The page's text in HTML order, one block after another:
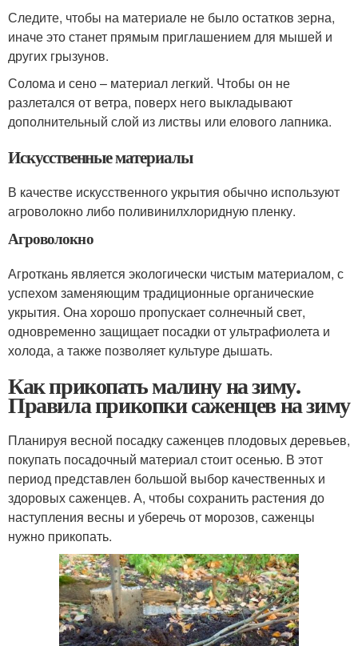
Следите, чтобы на материале не было остатков зерна,
иначе это станет прямым приглашением для мышей и
других грызунов.
Солома и сено – материал легкий. Чтобы он не
разлетался от ветра, поверх него выкладывают
дополнительный слой из листвы или елового лапника.
Искусственные материалы
В качестве искусственного укрытия обычно используют
агроволокно либо поливинилхлоридную пленку.
Агроволокно
Агроткань является экологически чистым материалом, с
успехом заменяющим традиционные органические
укрытия. Она хорошо пропускает солнечный свет,
одновременно защищает посадки от ультрафиолета и
холода, а также позволяет культуре дышать.
Как прикопать малину на зиму.
Правила прикопки саженцев на зиму
Планируя весной посадку саженцев плодовых деревьев,
покупать посадочный материал стоит осенью. В этот
период представлен большой выбор качественных и
здоровых саженцев. А, чтобы сохранить растения до
наступления весны и уберечь от морозов, саженцы
нужно прикопать.